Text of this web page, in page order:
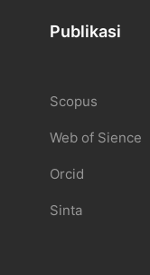
Publikasi
Scopus
Web of Sience
Orcid
Sinta